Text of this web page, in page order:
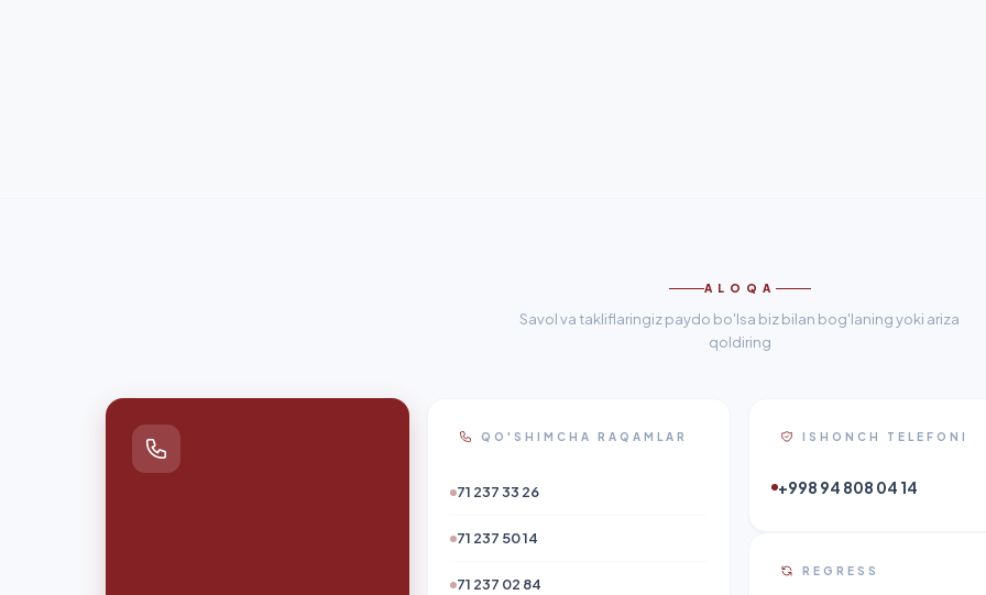
ALOQA
Savol va takliflaringiz paydo bo'lsa biz bilan bog'laning yoki ariza
qoldiring
QO'SHIMCHA RAQAMLAR
71 237 33 26
71 237 50 14
71 237 02 84
ISHONCH TELEFONI
+998 94 808 04 14
REGRESS